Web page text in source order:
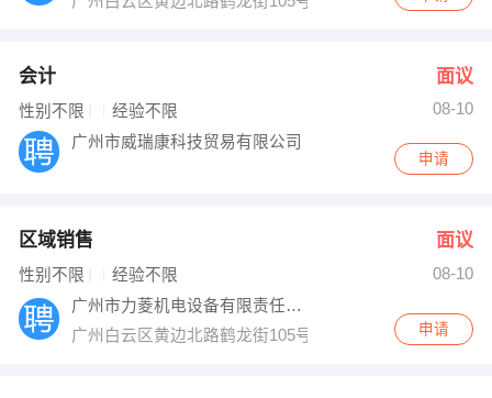
会计 面议
性别不限 经验不限
08-10
广州市威瑞康科技贸易有限公司
申请
区域销售 面议
性别不限 经验不限
08-10
广州市力菱机电设备有限责任公司
广州白云区黄边北路鹤龙街105号
申请